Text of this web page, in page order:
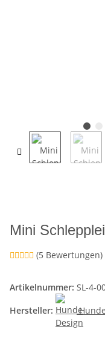
Mini
(5 Bewertungen)
Artikelnummer: SL-4-
Hersteller: